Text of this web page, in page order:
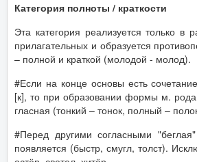
Категория полноты / краткости
Эта категория реализуется только в
прилагательных и образуется
– полной и краткой (молодой - молод).
#Если на конце основы есть
[к], то при образовании формы м. рода
гласная (тонкий – тонок, полный –
#Перед другими согласными
появляется (быстр, смугл, толст).